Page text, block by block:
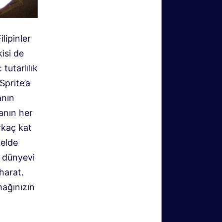
de
her
kat
dünyevi